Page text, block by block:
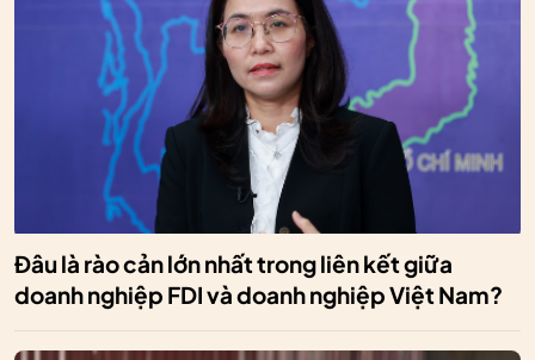
Đâu là rào cản lớn nhất trong liên kết giữa
doanh nghiệp FDI và doanh nghiệp Việt Nam?